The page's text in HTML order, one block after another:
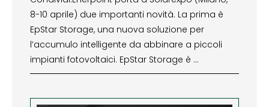
8-10 aprile) due importanti novità. La prima è
EpStar Storage, una nuova soluzione per
l’accumulo intelligente da abbinare a piccoli
impianti fotovoltaici. EpStar Storage è …